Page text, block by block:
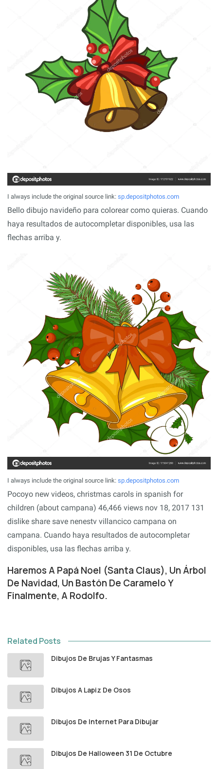
I always include the original source link: sp.depositphotos.com
Bello dibujo navideño para colorear como quieras. Cuando
haya resultados de autocompletar disponibles, usa las
flechas arriba y.
I always include the original source link: sp.depositphotos.com
Pocoyo new videos, christmas carols in spanish for
children (about campana) 46,466 views nov 18, 2017 131
dislike share save nenestv villancico campana on
campana. Cuando haya resultados de autocompletar
disponibles, usa las flechas arriba y.
Haremos A Papá Noel (Santa Claus), Un Árbol
De Navidad, Un Bastón De Caramelo Y
Finalmente, A Rodolfo.
Related Posts
Dibujos De Brujas Y Fantasmas
Dibujos A Lapiz De Osos
Dibujos De Internet Para Dibujar
Dibujos De Halloween 31 De Octubre